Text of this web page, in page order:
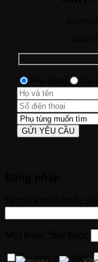
Ghi nhớ mật khẩu